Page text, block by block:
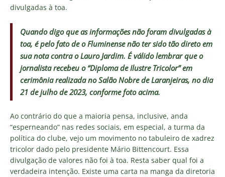
divulgadas à toa.
Quando digo que as informações não foram divulgadas à
toa, é pelo fato de o Fluminense não ter sido tão direto em
sua nota contra o Lauro Jardim. É válido lembrar que o
jornalista recebeu o “Diploma de Ilustre Tricolor” em
cerimônia realizada no Salão Nobre de Laranjeiras, no dia
21 de julho de 2023, conforme foto acima.
Ao contrário do que a maioria pensa, inclusive, anda
“esperneando” nas redes sociais, em especial, a turma da
política do clube, vejo um movimento no tabuleiro de xadrez
tricolor dado pelo presidente Mário Bittencourt. Essa
divulgação de valores não foi à toa. Resta saber qual foi a
verdadeira intenção. Existe uma carta na manga da diretoria